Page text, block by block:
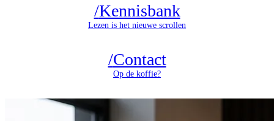
/Kennisbank
Lezen is het nieuwe scrollen
/Contact
Op de koffie?